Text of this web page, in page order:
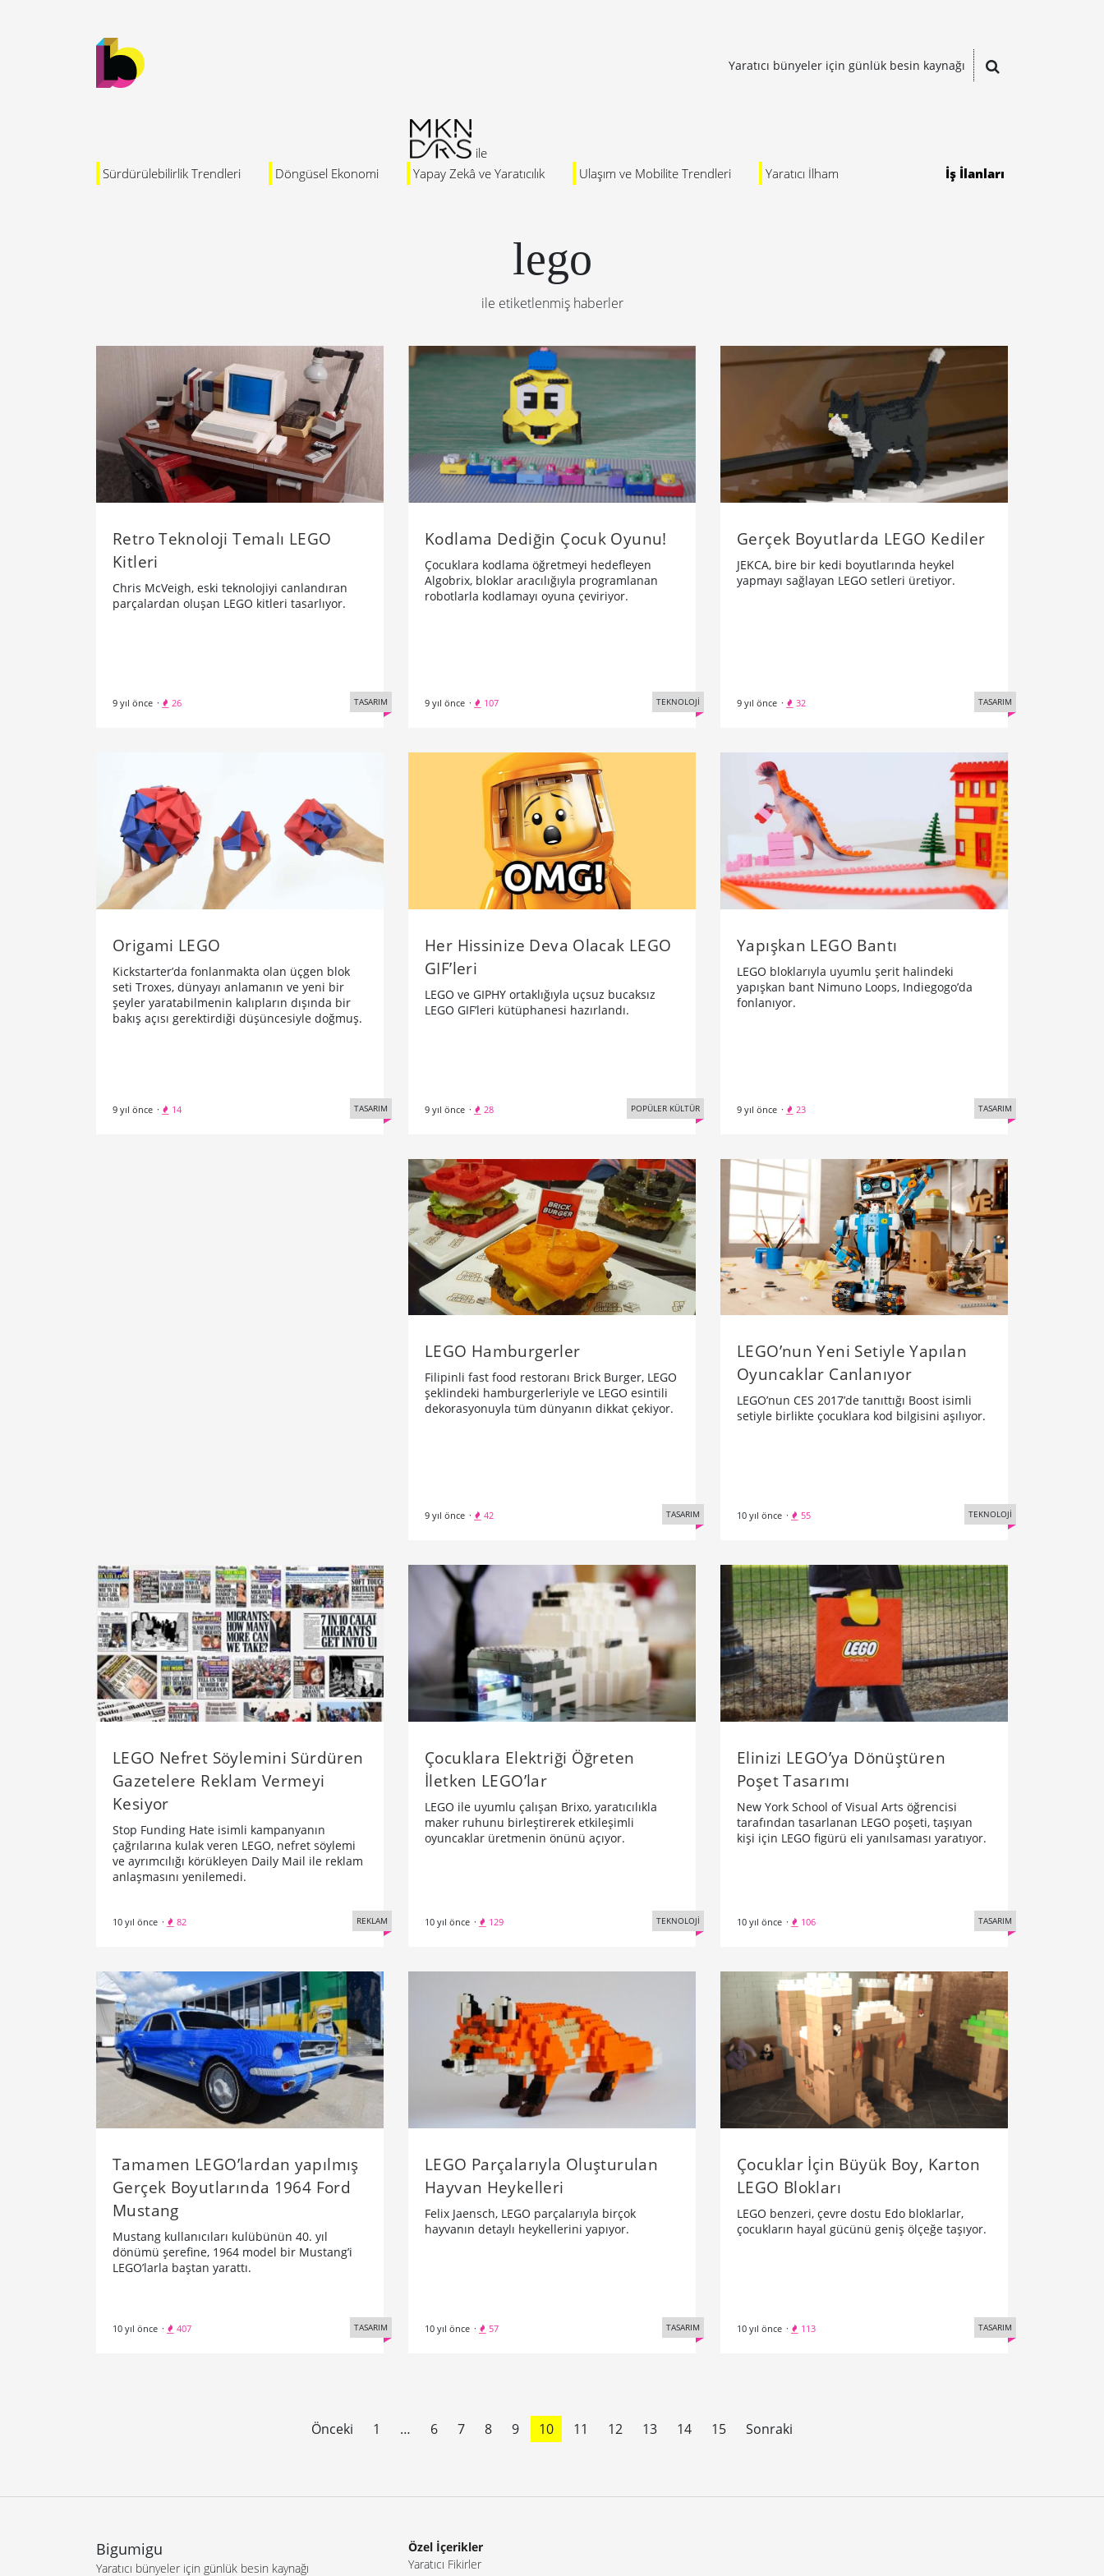
Yaratıcı bünyeler için günlük besin kaynağı
Sürdürülebilirlik Trendleri Döngüsel Ekonomi Yapay Zekâ ve Yaratıcılık Ulaşım ve Mobilite Trendleri Yaratıcı İlham İş İlanları
lego
ile etiketlenmiş haberler
Retro Teknoloji Temalı LEGO
Kitleri
Chris McVeigh, eski teknolojiyi canlandıran
parçalardan oluşan LEGO kitleri tasarlıyor.
9 yıl önce · 26 TASARIM
Kodlama Dediğin Çocuk Oyunu!
Çocuklara kodlama öğretmeyi hedefleyen
Algobrix, bloklar aracılığıyla programlanan
robotlarla kodlamayı oyuna çeviriyor.
9 yıl önce · 107 TEKNOLOJİ
Gerçek Boyutlarda LEGO Kediler
JEKCA, bire bir kedi boyutlarında heykel
yapmayı sağlayan LEGO setleri üretiyor.
9 yıl önce · 32 TASARIM
​Origami LEGO
Kickstarter’da fonlanmakta olan üçgen blok
seti Troxes, dünyayı anlamanın ve yeni bir
şeyler yaratabilmenin kalıpların dışında bir
bakış açısı gerektirdiği düşüncesiyle doğmuş.
9 yıl önce · 14 TASARIM
Her Hissinize Deva Olacak LEGO
GIF’leri
LEGO ve GIPHY ortaklığıyla uçsuz bucaksız
LEGO GIF’leri kütüphanesi hazırlandı.
9 yıl önce · 28 POPÜLER KÜLTÜR
​Yapışkan LEGO Bantı
LEGO bloklarıyla uyumlu şerit halindeki
yapışkan bant Nimuno Loops, Indiegogo’da
fonlanıyor.
9 yıl önce · 23 TASARIM
LEGO Hamburgerler
Filipinli fast food restoranı Brick Burger, LEGO
şeklindeki hamburgerleriyle ve LEGO esintili
dekorasyonuyla tüm dünyanın dikkat çekiyor.
9 yıl önce · 42 TASARIM
LEGO’nun Yeni Setiyle Yapılan
Oyuncaklar Canlanıyor
LEGO’nun CES 2017’de tanıttığı Boost isimli
setiyle birlikte çocuklara kod bilgisini aşılıyor.
10 yıl önce · 55 TEKNOLOJİ
LEGO Nefret Söylemini Sürdüren
Gazetelere Reklam Vermeyi
Kesiyor
Stop Funding Hate isimli kampanyanın
çağrılarına kulak veren LEGO, nefret söylemi
ve ayrımcılığı körükleyen Daily Mail ile reklam
anlaşmasını yenilemedi.
10 yıl önce · 82 REKLAM
Çocuklara Elektriği Öğreten
İletken LEGO’lar
LEGO ile uyumlu çalışan Brixo, yaratıcılıkla
maker ruhunu birleştirerek etkileşimli
oyuncaklar üretmenin önünü açıyor.
10 yıl önce · 129 TEKNOLOJİ
​Elinizi LEGO’ya Dönüştüren
Poşet Tasarımı
New York School of Visual Arts öğrencisi
tarafından tasarlanan LEGO poşeti, taşıyan
kişi için LEGO figürü eli yanılsaması yaratıyor.
10 yıl önce · 106 TASARIM
Tamamen LEGO’lardan yapılmış
Gerçek Boyutlarında 1964 Ford
Mustang
Mustang kullanıcıları kulübünün 40. yıl
dönümü şerefine, 1964 model bir Mustang’i
LEGO’larla baştan yarattı.
10 yıl önce · 407 TASARIM
LEGO Parçalarıyla Oluşturulan
Hayvan Heykelleri
Felix Jaensch, LEGO parçalarıyla birçok
hayvanın detaylı heykellerini yapıyor.
10 yıl önce · 57 TASARIM
Çocuklar İçin Büyük Boy, Karton
LEGO Blokları
LEGO benzeri, çevre dostu Edo bloklarlar,
çocukların hayal gücünü geniş ölçeğe taşıyor.
10 yıl önce · 113 TASARIM
Önceki 1 … 6 7 8 9 10 11 12 13 14 15 Sonraki
Bigumigu
Yaratıcı bünyeler için günlük besin kaynağı
Özel İçerikler
Yaratıcı Fikirler